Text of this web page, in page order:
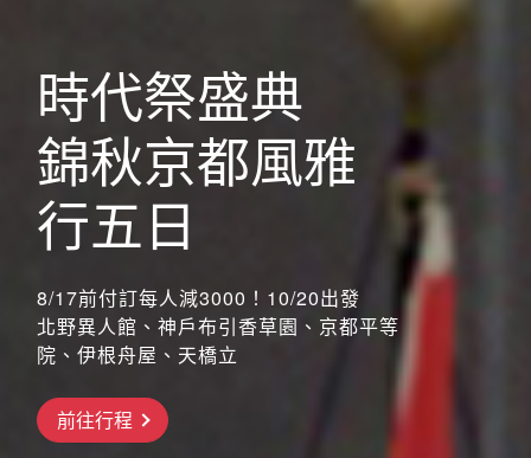
搶先GO
時代祭盛典
錦秋京都風雅
行五日
8/17前付訂每人減3000！10/20出發
北野異人館、神戶布引香草園、京都平等
院、伊根舟屋、天橋立
前往行程